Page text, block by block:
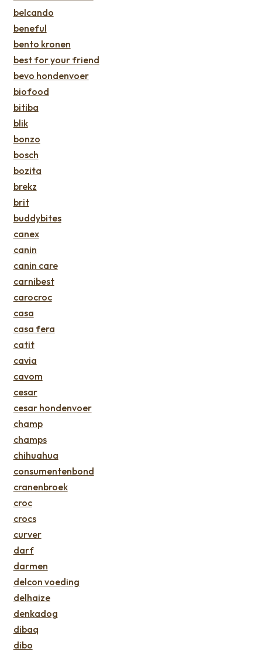
belcando
beneful
bento kronen
best for your friend
bevo hondenvoer
biofood
bitiba
blik
bonzo
bosch
bozita
brekz
brit
buddybites
canex
canin
canin care
carnibest
carocroc
casa
casa fera
catit
cavia
cavom
cesar
cesar hondenvoer
champ
champs
chihuahua
consumentenbond
cranenbroek
croc
crocs
curver
darf
darmen
delcon voeding
delhaize
denkadog
dibaq
dibo